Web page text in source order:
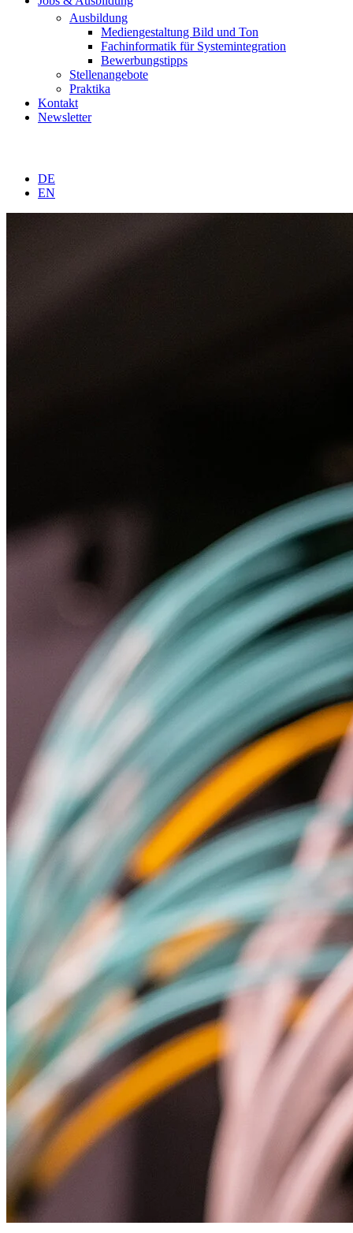
Ausbildung
Mediengestaltung Bild und Ton
Fachinformatik für Systemintegration
Bewerbungstipps
Stellenangebote
Praktika
Kontakt
Newsletter
DE
EN